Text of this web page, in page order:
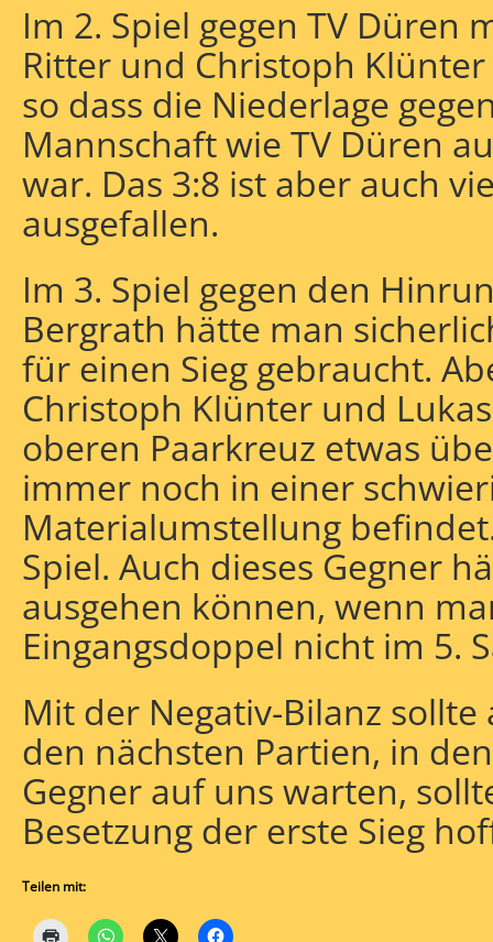
Im 2. Spiel gegen TV Düren
Ritter und Christoph
so dass die Niederlage
Mannschaft wie TV Düren
war. Das 3:8 ist aber auch
ausgefallen.
Im 3. Spiel gegen den
Bergrath hätte man
für einen Sieg gebraucht.
Christoph Klünter und
oberen Paarkreuz etwas
immer noch in einer
Materialumstellung
Spiel. Auch dieses Gegner
ausgehen können, wenn
Eingangsdoppel nicht im 5.
Mit der Negativ-Bilanz
den nächsten Partien, in
Gegner auf uns warten,
Besetzung der erste Sieg
Teilen mit: